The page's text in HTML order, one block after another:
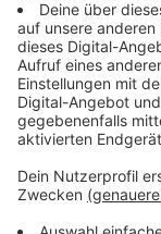
Spieler mit
ist das Motto
getragenen
geht an die
Düsseldorf.
Anzeige